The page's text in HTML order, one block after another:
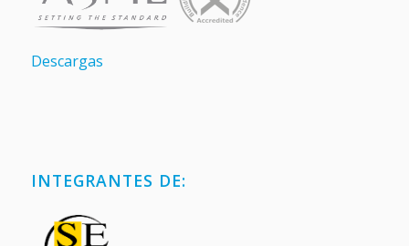
Descargas
INTEGRANTES DE: